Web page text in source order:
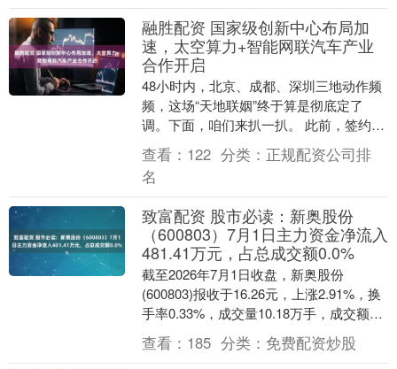
融胜配资 国家级创新中心布局加
速，太空算力+智能网联汽车产业
合作开启
48小时内，北京、成都、深圳三地动作频
频，这场“天地联姻”终于算是彻底定了
调。下面，咱们来扒一扒。 此前，签约桌
上摆着四份战略合作协议，落款分别为国
星宇航、国汽....
查看： 122 分类： 正规配资公司排
名
致富配资 股市必读：新奥股份
（600803）7月1日主力资金净流入
481.41万元，占总成交额0.0%
截至2026年7月1日收盘，新奥股份
(600803)报收于16.26元，上涨2.91%，换
手率0.33%，成交量10.18万手，成交额
1.65亿元。 当日关注点....
查看： 185 分类： 免费配资炒股